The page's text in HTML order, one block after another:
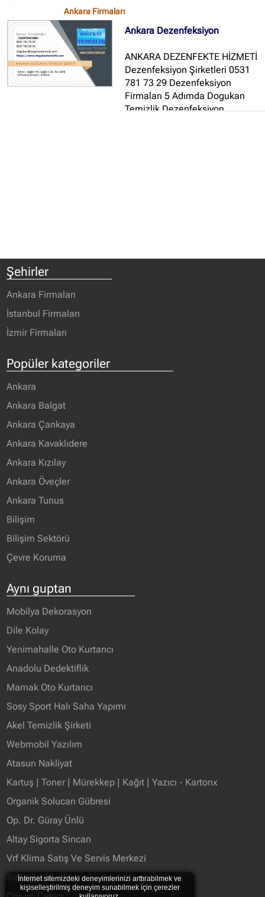
Ankara Firmaları
Ankara Dezenfeksiyon
ANKARA DEZENFEKTE HİZMETİ
Dezenfeksiyon Şirketleri 0531
781 73 29 Dezenfeksiyon
Firmaları 5 Adımda Dogukan
Temizlik Dezenfeksiyon
Şehirler
Ankara Firmaları
İstanbul Firmaları
İzmir Firmaları
Popüler kategoriler
Ankara
Ankara Balgat
Ankara Çankaya
Ankara Kavaklıdere
Ankara Kızılay
Ankara Öveçler
Ankara Tunus
Bilişim
Bilişim Sektörü
Çevre Koruma
Aynı guptan
Mobilya Dekorasyon
Dile Kolay
Yenimahalle Oto Kurtarıcı
Anadolu Dedektiflik
Mamak Oto Kurtarıcı
Sosy Sport Halı Saha Yapımı
Akel Temizlik Şirketi
Webmobil Yazılım
Atasun Nakliyat
Kartuş | Toner | Mürekkep | Kağıt | Yazıcı - Kartonx
Organik Solucan Gübresi
Op. Dr. Güray Ünlü
Altay Sigorta Sincan
Vrf Klima Satış Ve Servis Merkezi
Sir Lojistik
İnternet sitemizdeki deneyimlerinizi arttırabilmek ve
kişiselleştirilmiş deneyim sunabilmek için çerezler